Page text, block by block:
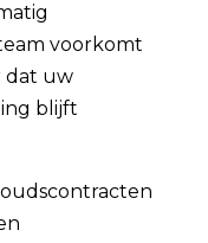
voorkomt
dat uw
blijft